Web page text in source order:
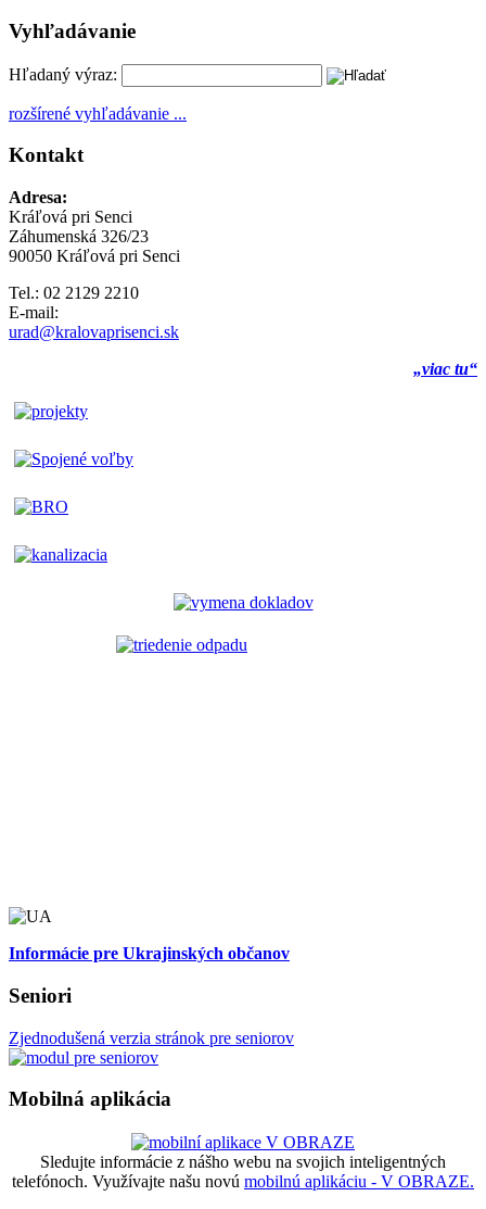
Vyhľadávanie
Hľadaný výraz:
rozšírené vyhľadávanie ...
Kontakt
Adresa:
Kráľová pri Senci
Záhumenská 326/23
90050 Kráľová pri Senci
Tel.: 02 2129 2210
E-mail:
urad@kralovaprisenci.sk
„viac tu“
Informácie pre Ukrajinských občanov
Seniori
Zjednodušená verzia stránok pre seniorov
Mobilná aplikácia
Sledujte informácie z nášho webu na svojich inteligentných
telefónoch. Využívajte našu novú mobilnú aplikáciu - V OBRAZE.